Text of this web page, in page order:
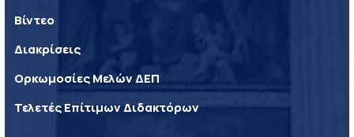
Βίντεο
Διακρίσεις
Ορκωμοσίες Μελών ΔΕΠ
Τελετές Επίτιμων Διδακτόρων